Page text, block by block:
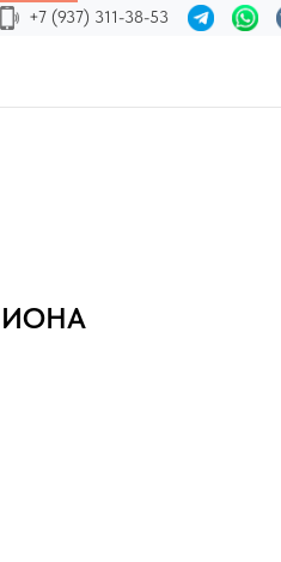
+7 (937) 311-38-53